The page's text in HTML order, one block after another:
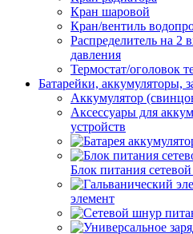
Кран шаровой
Кран/вентиль
Распределитель на 2
давления
Термостат/оголовок
Батарейки, аккумуляторы,
Аккумулятор
Аксессуары для
устройств
Блок питания
элемент